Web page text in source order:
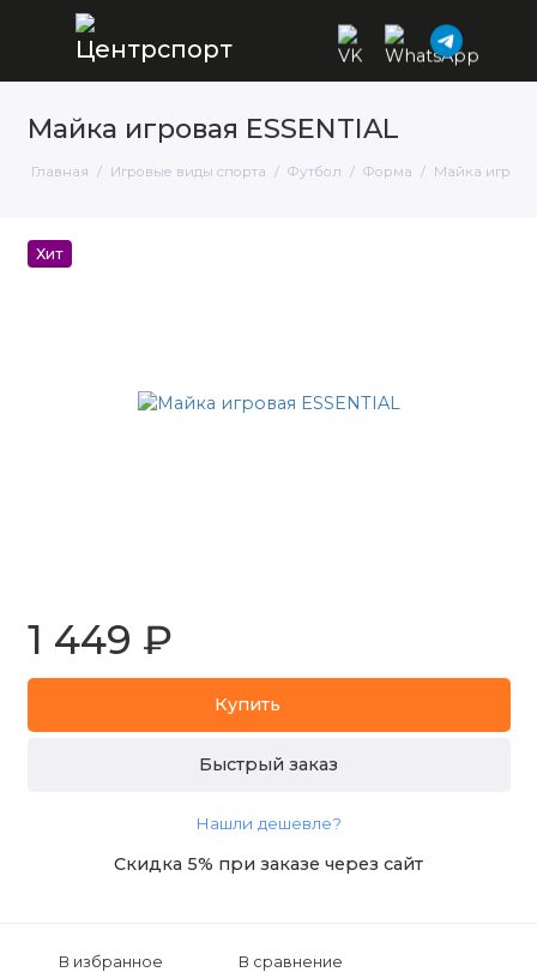
Майка игровая ESSENTIAL
Главная Игровые виды спорта Футбол Форма Майка
Хит
1 449 ₽
Купить
Быстрый заказ
Нашли дешевле?
Скидка 5% при заказе через сайт
В избранное В сравнение